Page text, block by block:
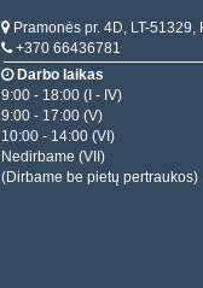
Pramonės pr. 4D, LT-
+370 66436781
Darbo laikas
9:00 - 18:00 (I - IV)
9:00 - 17:00 (V)
10:00 - 14:00 (VI)
Nedirbame (VII)
(Dirbame be pietų pertraukos)